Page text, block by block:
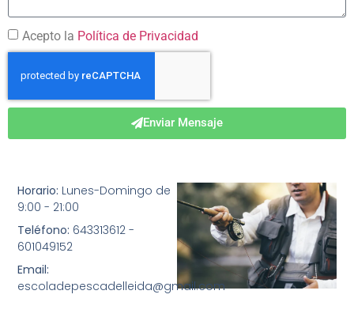
Acepto la Política de Privacidad
Enviar Mensaje
Horario: Lunes-Domingo de
9:00 - 21:00
Teléfono: 643313612 -
601049152
Email:
escoladepescadelleida@gmail.com